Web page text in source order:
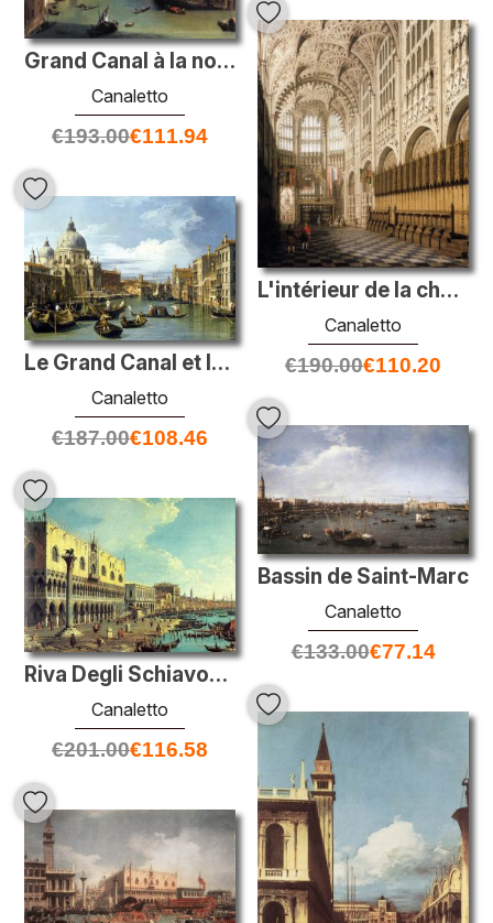
Grand Canal à la nord-est du Palazzo Balbi jusqu'au pont Rialto
Canaletto
€193.00€111.94
L'intérieur de la chapelle Henry VII dans l'abbaye de Westminste
Canaletto
€190.00€110.20
Le Grand Canal et l'Église du Salute
Canaletto
€187.00€108.46
Bassin de Saint-Marc
Canaletto
€133.00€77.14
Riva Degli Schiavoni à l'est
Canaletto
€201.00€116.58